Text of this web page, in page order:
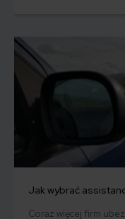
Jak wybrać
Coraz więcej firm